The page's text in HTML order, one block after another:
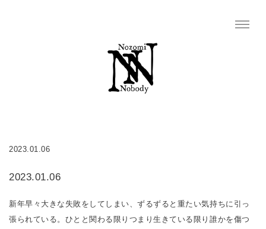
2023.01.06
2023.01.06
新年早々大きな失敗をしてしまい、ずるずると重たい気持ちに引っ
張られている。ひとと関わる限りつまり生きている限り誰かを傷つ